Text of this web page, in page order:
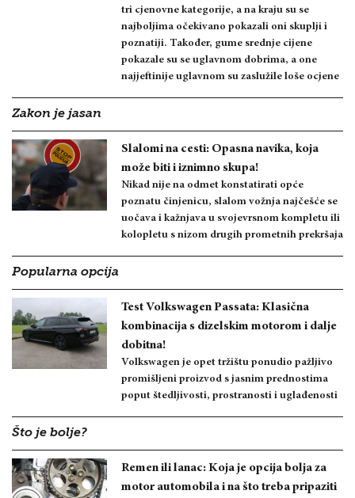
tri cjenovne kategorije, a na kraju su se
najboljima očekivano pokazali oni skuplji i
poznatiji. Također, gume srednje cijene
pokazale su se uglavnom dobrima, a one
najjeftinije uglavnom su zaslužile loše ocjene
Zakon je jasan
Slalomi na cesti: Opasna navika, koja
može biti i iznimno skupa!
Nikad nije na odmet konstatirati opće
poznatu činjenicu, slalom vožnja najčešće se
uočava i kažnjava u svojevrsnom kompletu ili
kolopletu s nizom drugih prometnih prekršaja
Popularna opcija
Test Volkswagen Passata: Klasična
kombinacija s dizelskim motorom i dalje
dobitna!
Volkswagen je opet tržištu ponudio pažljivo
promišljeni proizvod s jasnim prednostima
poput štedljivosti, prostranosti i uglađenosti
Što je bolje?
Remen ili lanac: Koja je opcija bolja za
motor automobila i na što treba pripaziti